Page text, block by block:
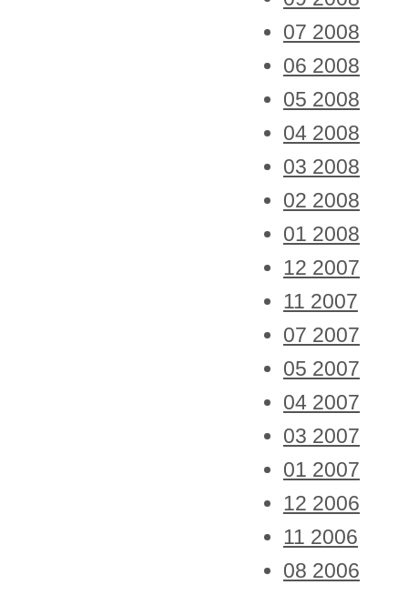
07 2008
06 2008
05 2008
04 2008
03 2008
02 2008
01 2008
12 2007
11 2007
07 2007
05 2007
04 2007
03 2007
01 2007
12 2006
11 2006
08 2006